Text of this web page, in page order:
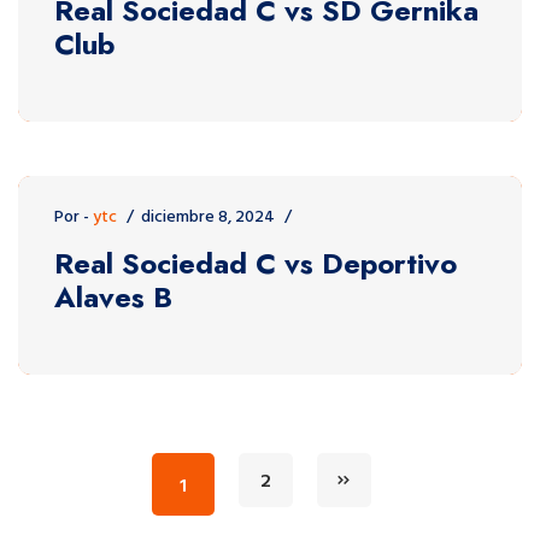
Real Sociedad C vs SD Gernika
Club
Por -ytc diciembre 8, 2024
Real Sociedad C vs Deportivo
Alaves B
1 2